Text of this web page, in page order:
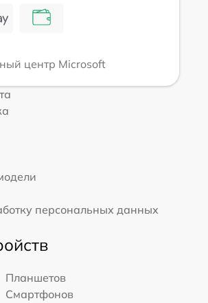
центр Microsoft
персональных данных
Планшетов
Смартфонов